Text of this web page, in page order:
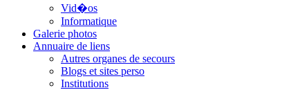
Vid�os
Informatique
Galerie photos
Annuaire de liens
Autres organes de secours
Blogs et sites perso
Institutions